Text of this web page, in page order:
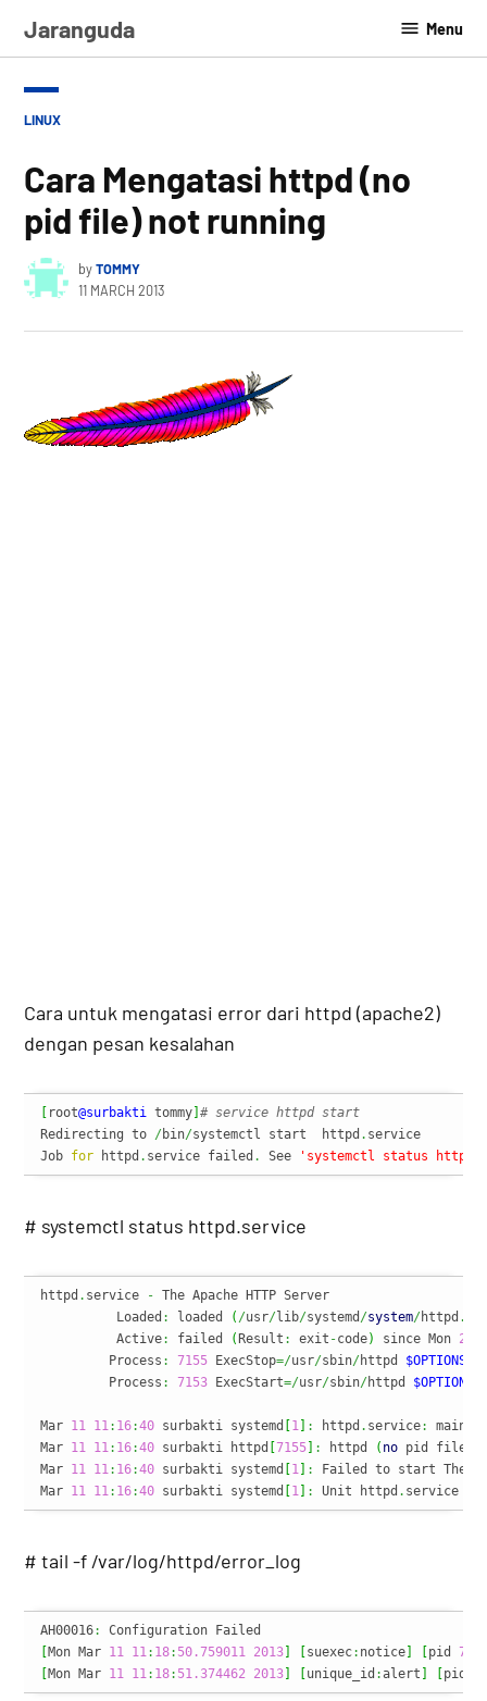
Jaranguda Menu
POSTED
LINUX
Cara Mengatasi httpd (no
pid file) not running
byTOMMY
11 MARCH 2013
Cara untuk mengatasi error dari httpd (apache2)
dengan pesan kesalahan
root@surbakti tommy ]# service httpd start
Redirecting to /bin/systemctl start  httpd . service
Job for httpd . service failed . See 'systemctl status
# systemctl status httpd.service
httpd . service - The Apache HTTP Server
	  Loaded
: loaded ( /usr/lib/systemd /system/httpd .
	  Active
: failed ( Result : exit -code) since Mon
	 Process
: 7155 ExecStop=/usr/sbin/httpd $OPTIONS
	 Process
: 7153 ExecStart=/usr/sbin/httpd $OPTIONS
Mar 11 11: 16:40 surbakti systemd 1 : httpd . service:
main
Mar 11 11: 16:40 surbakti httpd [7155 : httpd ( no pid file
Mar 11 11: 16:40 surbakti systemd 1 :
Failed to start The
Mar 11 11: 16:40 surbakti systemd 1 : Unit httpd . service
# tail -f /var/log/httpd/error_log
AH00016:
Mon Mar 11 11: 18: 50.759011 2013 suexec: notice pid
Mon Mar 11 11: 18: 51.374462 2013 unique_id :alert pid